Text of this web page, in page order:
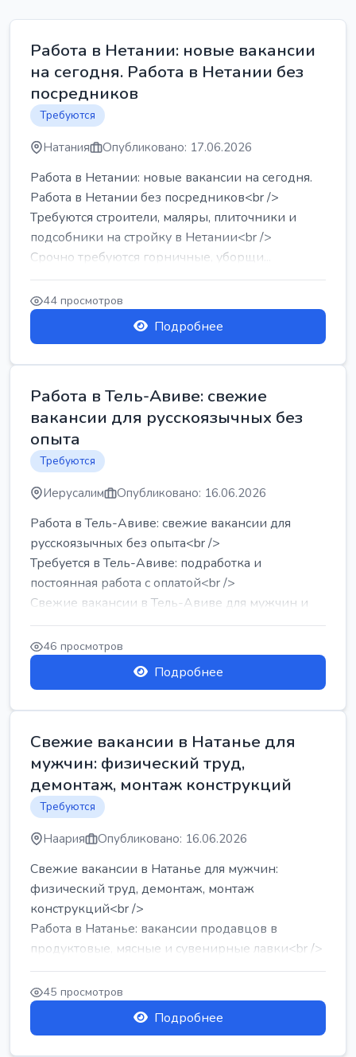
Работа в Нетании: новые вакансии
на сегодня. Работа в Нетании без
посредников
Требуются
Натания Опубликовано: 17.06.2026
Работа в Нетании: новые вакансии на сегодня.
Работа в Нетании без посредников<br />
Требуются строители, маляры, плиточники и
подсобники на стройку в Нетании<br />
Срочно требуются горничные, уборщи...
44 просмотров
Подробнее
Работа в Тель-Авиве: свежие
вакансии для русскоязычных без
опыта
Требуются
Иерусалим Опубликовано: 16.06.2026
Работа в Тель-Авиве: свежие вакансии для
русскоязычных без опыта<br />
Требуется в Тель-Авиве: подработка и
постоянная работа с оплатой<br />
Свежие вакансии в Тель-Авиве для мужчин и
женщин от хозя...
46 просмотров
Подробнее
Свежие вакансии в Натанье для
мужчин: физический труд,
демонтаж, монтаж конструкций
Требуются
Наария Опубликовано: 16.06.2026
Свежие вакансии в Натанье для мужчин:
физический труд, демонтаж, монтаж
конструкций<br />
Работа в Натанье: вакансии продавцов в
продуктовые, мясные и сувенирные лавки<br />
Разнорабочий на сборку м...
45 просмотров
Подробнее